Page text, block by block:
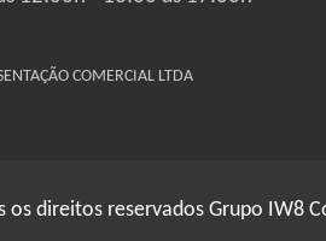
COMERCIAL LTDA
os direitos reservados Grupo IW8